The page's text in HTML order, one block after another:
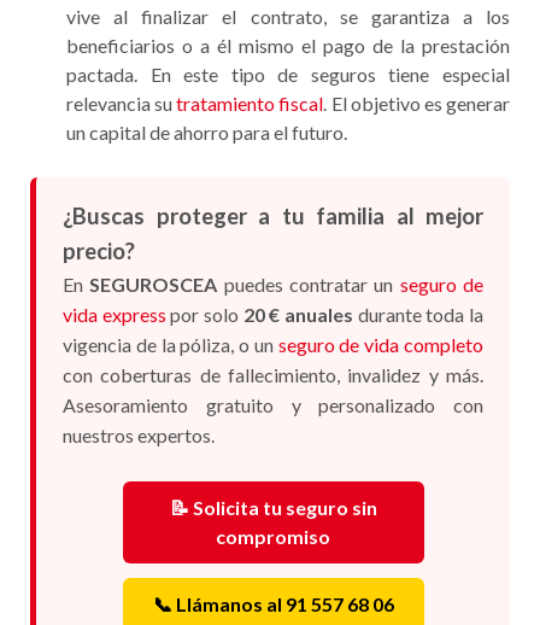
vive al finalizar el contrato, se garantiza a los
beneficiarios o a él mismo el pago de la prestación
pactada. En este tipo de seguros tiene especial
relevancia sutratamiento fiscal . El objetivo es generar
un capital de ahorro para el futuro.
¿Buscas proteger a tu familia al mejor
precio?
En SEGUROSCEA puedes contratar un seguro de
vida express por solo 20 € anuales durante toda la
vigencia de la póliza, o un seguro de vida completo
con coberturas de fallecimiento, invalidez y más.
Asesoramiento gratuito y personalizado con
nuestros expertos.
📝 Solicita tu seguro sin
compromiso
📞 Llámanos al 91 557 68 06